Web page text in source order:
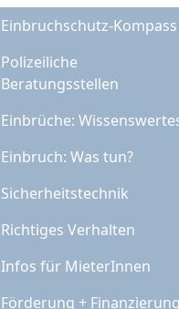
Einbruchschutz-Kompass
Polizeiliche
Beratungsstellen
Einbrüche:
Einbruch: Was tun?
Sicherheitstechnik
Richtiges Verhalten
Infos für MieterInnen
Förderung + Finanzierung